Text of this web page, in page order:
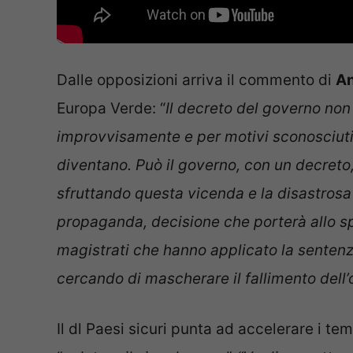
Dalle opposizioni arriva il commento di
Europa Verde: “Il decreto del governo
improvvisamente e per motivi
diventano. Può il governo, con un
sfruttando questa vicenda e la
propaganda, decisione che porterà allo
magistrati che hanno applicato la
cercando di mascherare il fallimento
Il dl Paesi sicuri punta ad accelerare i